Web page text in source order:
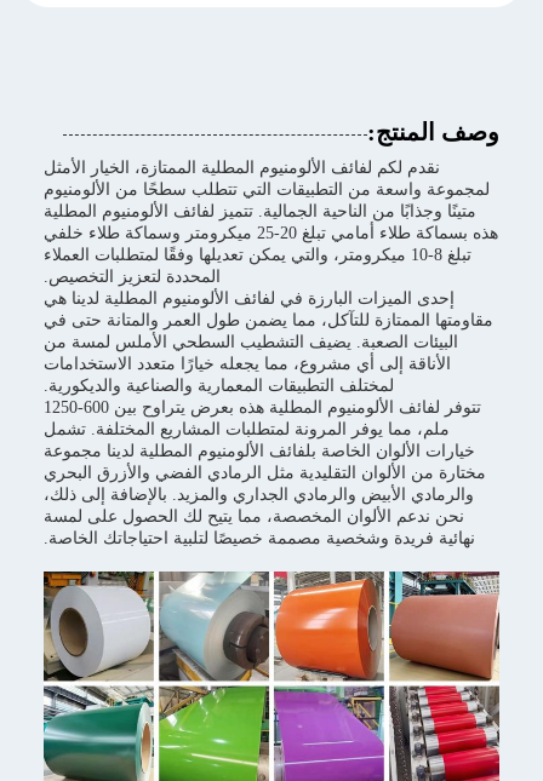
وصف المنتج:
نقدم لكم لفائف الألومنيوم المطلية الممتازة، الخيار الأمثل
لمجموعة واسعة من التطبيقات التي تتطلب سطحًا من الألومنيوم
متينًا وجذابًا من الناحية الجمالية. تتميز لفائف الألومنيوم المطلية
هذه بسماكة طلاء أمامي تبلغ 20-25 ميكرومتر وسماكة طلاء خلفي
تبلغ 8-10 ميكرومتر، والتي يمكن تعديلها وفقًا لمتطلبات العملاء
المحددة لتعزيز التخصيص.
إحدى الميزات البارزة في لفائف الألومنيوم المطلية لدينا هي
مقاومتها الممتازة للتآكل، مما يضمن طول العمر والمتانة حتى في
البيئات الصعبة. يضيف التشطيب السطحي الأملس لمسة من
الأناقة إلى أي مشروع، مما يجعله خيارًا متعدد الاستخدامات
لمختلف التطبيقات المعمارية والصناعية والديكورية.
تتوفر لفائف الألومنيوم المطلية هذه بعرض يتراوح بين 600-1250
ملم، مما يوفر المرونة لمتطلبات المشاريع المختلفة. تشمل
خيارات الألوان الخاصة بلفائف الألومنيوم المطلية لدينا مجموعة
مختارة من الألوان التقليدية مثل الرمادي الفضي والأزرق البحري
والرمادي الأبيض والرمادي الجداري والمزيد. بالإضافة إلى ذلك،
نحن ندعم الألوان المخصصة، مما يتيح لك الحصول على لمسة
نهائية فريدة وشخصية مصممة خصيصًا لتلبية احتياجاتك الخاصة.